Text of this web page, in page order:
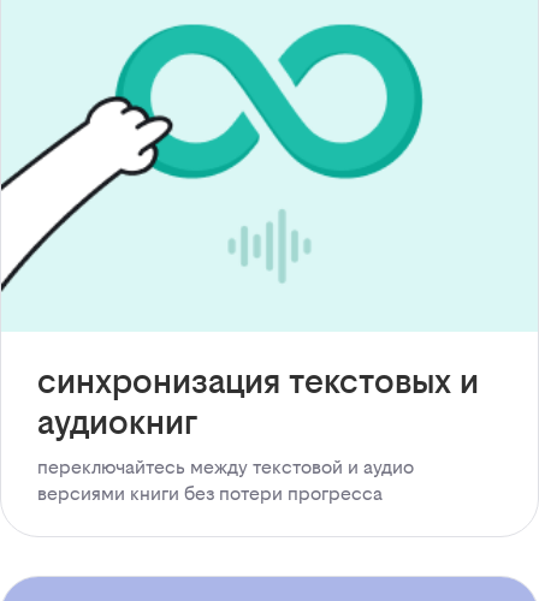
синхронизация текстовых и
аудиокниг
переключайтесь между текстовой и аудио
версиями книги без потери прогресса